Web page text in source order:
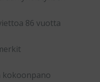
86 vuotta
kokoonpano